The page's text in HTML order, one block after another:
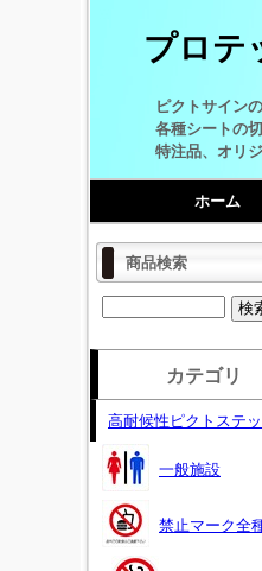
プロテ
ピクトサイン
各種シートの
特注品、オリ
ホーム
商品検索
カテゴリ
高耐候性ピクトステ
一般施設
禁止マーク全